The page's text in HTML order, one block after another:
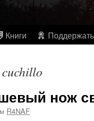
Книги Поддержать
нож
R4NAF